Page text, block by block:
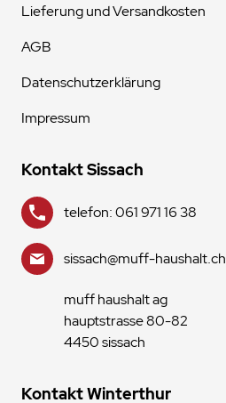
Lieferung und Versandkosten
AGB
Datenschutzerklärung
Impressum
Kontakt Sissach
telefon: 061 971 16 38
sissach@muff-haushalt.ch
muff haushalt ag
hauptstrasse 80-82
4450 sissach
Kontakt Winterthur